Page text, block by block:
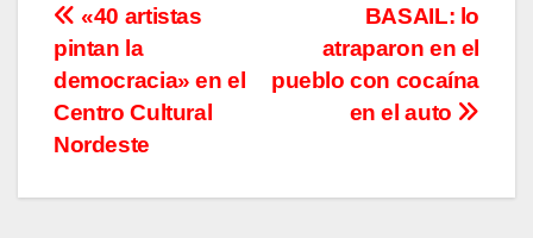
Navegación
de
entradas
BASAIL: lo
atraparon en el
pueblo con cocaína
en el auto
«40 artistas
pintan la
democracia» en el
Centro Cultural
Nordeste